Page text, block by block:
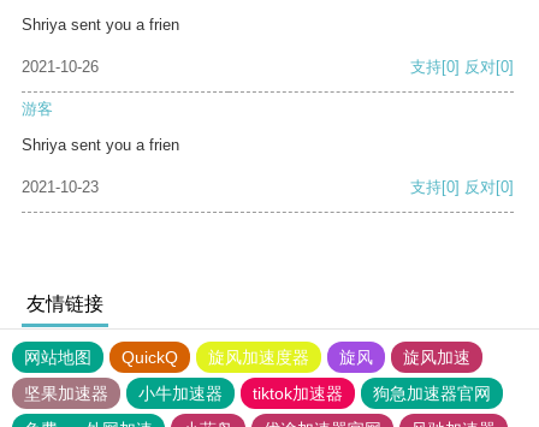
Shriya sent you a frien
2021-10-26 支持[0] 反对[0]
游客
Shriya sent you a frien
2021-10-23 支持[0] 反对[0]
友情链接
网站地图 QuickQ 旋风加速度器 旋风
旋风加速
坚果加速器
小牛加速器 tiktok加速器
狗急加速器官网